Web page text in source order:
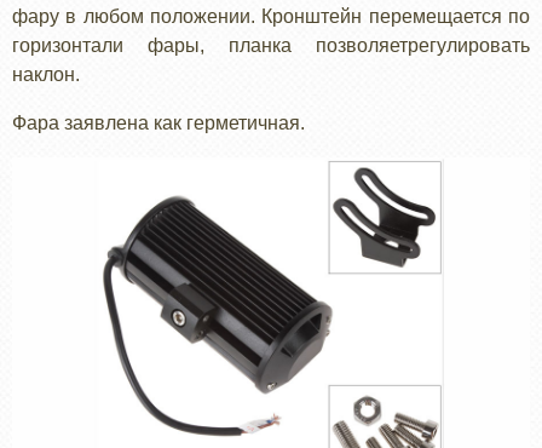
фару в любом положении. Кронштейн перемещается по
горизонтали фары, планка позволяетрегулировать
наклон.
Фара заявлена как герметичная.